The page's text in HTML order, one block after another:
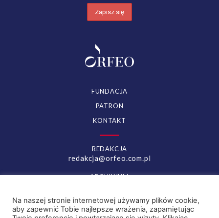
FUNDACJA
PATRON
KONTAKT
REDAKCJA
redakcja@orfeo.com.pl
ARCHIWUM
YOUTUBE FACEBOOK
Na naszej stronie internetowej używamy plików cookie,
aby zapewnić Tobie najlepsze wrażenia, zapamiętując